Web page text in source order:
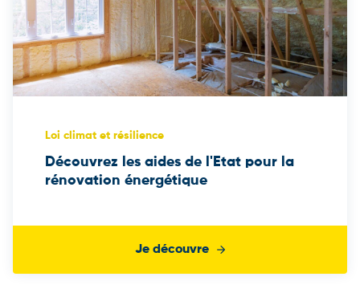
Loi climat et résilience
Découvrez les aides de l'Etat pour la
rénovation énergétique
Je découvre